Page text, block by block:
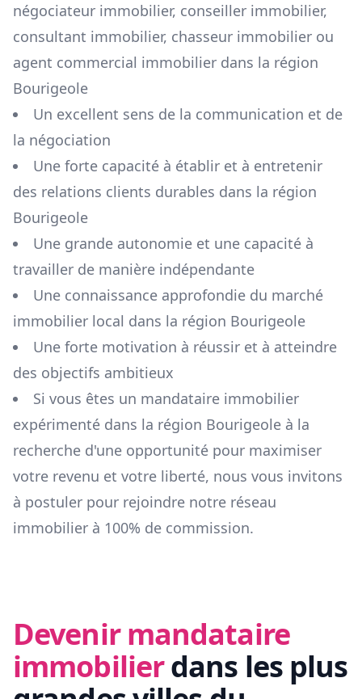
négociateur immobilier, conseiller immobilier,
consultant immobilier, chasseur immobilier ou
agent commercial immobilier dans la région
Bourigeole
Un excellent sens de la communication et de
la négociation
Une forte capacité à établir et à entretenir
des relations clients durables dans la région
Bourigeole
Une grande autonomie et une capacité à
travailler de manière indépendante
Une connaissance approfondie du marché
immobilier local dans la région Bourigeole
Une forte motivation à réussir et à atteindre
des objectifs ambitieux
Si vous êtes un mandataire immobilier
expérimenté dans la région Bourigeole à la
recherche d'une opportunité pour maximiser
votre revenu et votre liberté, nous vous invitons
à postuler pour rejoindre notre réseau
immobilier à 100% de commission.
Devenir mandataire
immobilierdans les plus